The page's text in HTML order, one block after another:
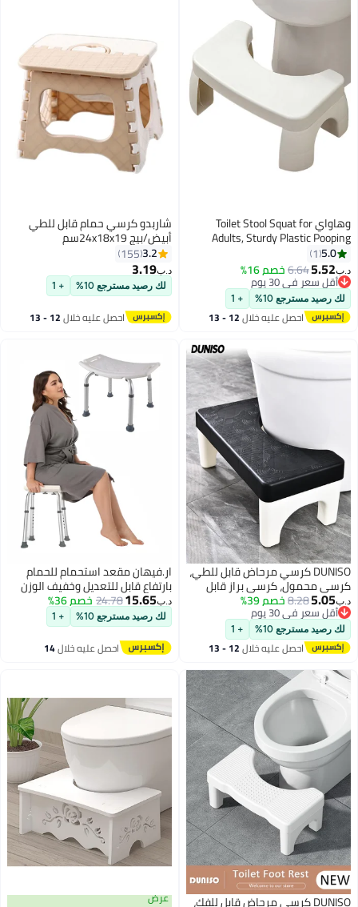
وهاواي Toilet Stool Squat for
Adults, Sturdy Plastic Pooping
Stool, Non-Slip Squatting Poop
Stool for Bathroom,
Toilet Assistance Step Stool, 17cm
(7inch) Potty Foot Stool
5.0
1
د.ب‏5.52
6.64خصم 16%
أقل سعر في 30 يوم
أقل سعر في 30 يوم
لك رصيد مسترجع 10% + 1
احصل عليه خلال 12 - 13
شاربدو كرسي حمام قابل للطي
أبيض/بيج 24x18x19سم
3.2
155
د.ب‏3.19
لك رصيد مسترجع 10% + 1
احصل عليه خلال 12 - 13
DUNISO كرسي مرحاض قابل للطي،
كرسي محمول، كرسي براز قابل
للطي، كرسي قدم لوضعية الجلوس،
خطوة مضادة للانزلاق للبالغين،
ملحقات الحمام لجميع الأعمار
د.ب‏5.05
8.28خصم 39%
أقل سعر في 30 يوم
أقل سعر في 30 يوم
لك رصيد مسترجع 10% + 1
احصل عليه خلال 12 - 13
ار.فيهان مقعد استحمام للحمام
بارتفاع قابل للتعديل وخفيف الوزن
ومضاد للانزلاق ومقعد مرحاض طبي
لكبار السن ذوي الإعاقة والأفراد
المسنين والتعافي بعد الجراحة
والنساء الحوامل، مثالي للاستخدام
في الحمامات الصغيرة وحجرات
د.ب‏15.65
24.78خصم 36%
لك رصيد مسترجع 10% + 1
احصل عليه خلال14
DUNISO كرسي مرحاض قابل للفك، عرض